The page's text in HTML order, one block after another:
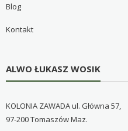
Blog
Kontakt
ALWO ŁUKASZ WOSIK
KOLONIA ZAWADA ul. Główna 57,
97-200 Tomaszów Maz.